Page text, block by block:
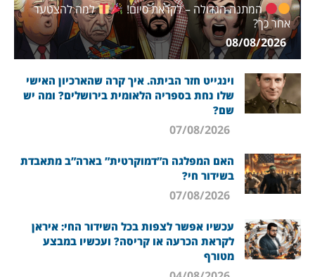
המתנה הגדולה – לקראת סיום!
למה להצטער
אחר כך?
08/08/2026
וינגייט חזר הביתה. איך קרה שהארכיון האישי
שלו נחת בספריה הלאומית בירושלים? ומה יש
שם?
האם המפלגה ה”דמוקרטית” בארה”ב מתאבדת
בשידור חי?
עכשיו אפשר לצפות בכל השידור החי: איראן
לקראת הכרעה או קריסה? ועכשיו במבצע
מטורף